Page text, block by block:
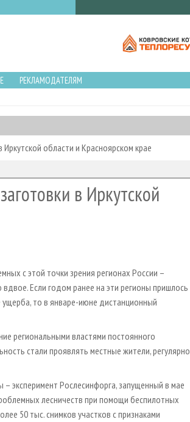
РЕКЛАМОДАТЕЛЯМ
области и Красноярском крае
в Иркутской
с этой точки зрения регионах России –
Если годом ранее на эти регионы пришлось
ущерба, то в январе-июне дистанционный
региональными властями постоянного
стали проявлять местные жители, регулярно
эксперимент Рослесинфорга, запущенный в мае
лесничеств при помощи беспилотных
50 тыс. снимков участков с признаками